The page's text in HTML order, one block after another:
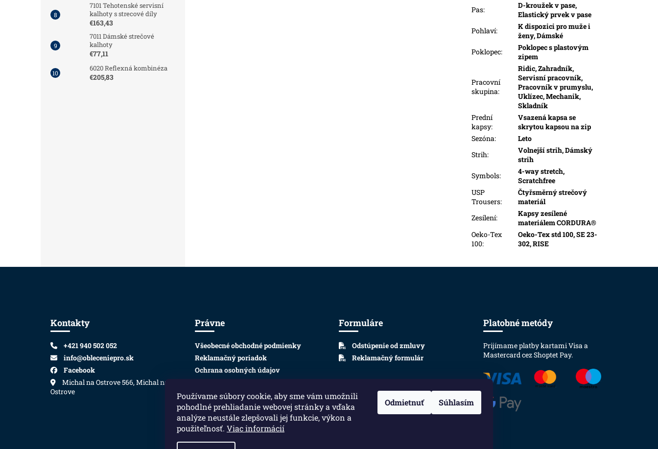
Používame súbory cookie, aby sme vám umožnili
pohodlné prehliadanie webovej stránky a vďaka
analýze neustále zlepšovali jej funkcie, výkon a
použiteľnosť. Viac informácií
Odmietnuť Súhlasím
7101 Tehotenské servisní
kalhoty s strecové díly
€163,43
7011 Dámské strečové
kalhoty
€77,11
6020 Reflexná kombinéza
€205,83
Pas:
D-kroužek v pase,
Elastický prvek v pase
Pohlaví:
K dispozici pro muže i
ženy, Dámské
Poklopec:
Poklopec s plastovým
zipem
Pracovní
skupina:
Ridic, Zahradník,
Servisní pracovník,
Pracovník v prumyslu,
Uklízec, Mechanik,
Skladník
Prední
kapsy:
Vsazená kapsa se
skrytou kapsou na zip
Sezóna:
Leto
Strih:
Volnejší strih, Dámský
strih
Symbols:
4-way stretch,
Scratchfree
USP
Trousers:
Čtyřsměrný strečový
materiál
Zesílení:
Kapsy zesílené
materiálem CORDURA®
Oeko-Tex
100:
Oeko-Tex std 100, SE 23-
302, RISE
Kontakty
+421 940 502 052
info@obleceniepro.sk
Facebook
Michal na Ostrove 566, Michal na
Ostrove
Právne
Všeobecné obchodné podmienky
Reklamačný poriadok
Ochrana osobných údajov
Formuláre
Odstúpenie od zmluvy
Reklamačný formulár
Platobné metódy
Prijímame platby kartami Visa a
Mastercard cez Shoptet Pay.